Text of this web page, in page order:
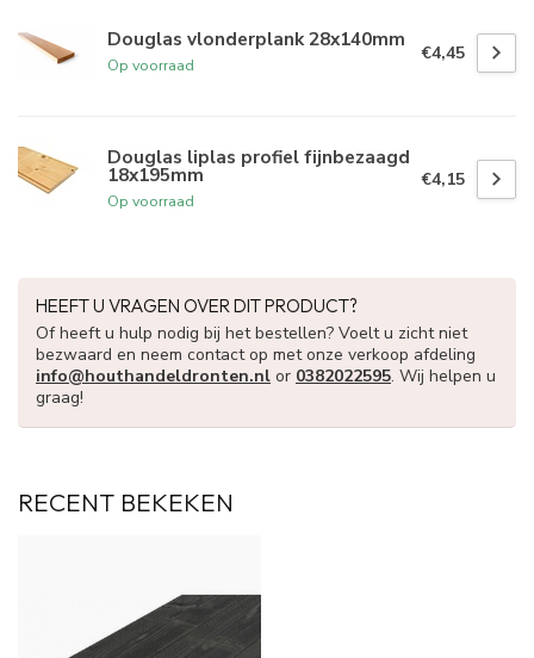
Douglas vlonderplank 28x140mm
Op voorraad
€4,45
Douglas liplas profiel fijnbezaagd
18x195mm
Op voorraad
€4,15
HEEFT U VRAGEN OVER DIT PRODUCT?
Of heeft u hulp nodig bij het bestellen? Voelt u zicht niet
bezwaard en neem contact op met onze verkoop afdeling
info@houthandeldronten.nl or 0382022595. Wij helpen u
graag!
RECENT BEKEKEN